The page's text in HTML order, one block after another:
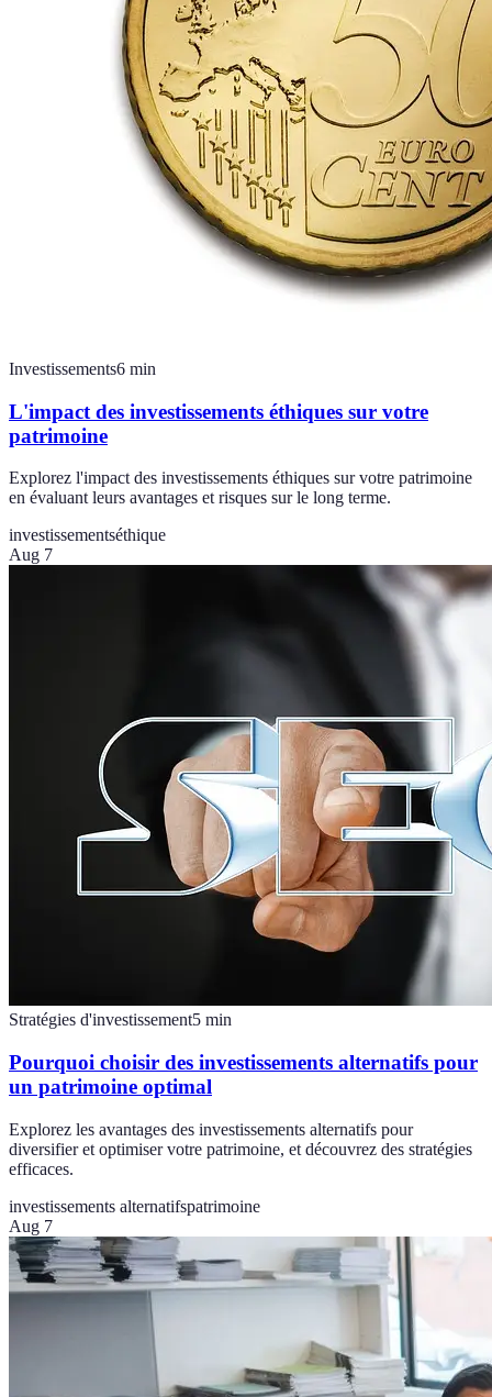
Investissements6 min
L'impact des investissements éthiques sur votre
patrimoine
Explorez l'impact des investissements éthiques sur votre patrimoine
en évaluant leurs avantages et risques sur le long terme.
investissementséthique
Aug 7
Stratégies d'investissement5 min
Pourquoi choisir des investissements alternatifs pour
un patrimoine optimal
Explorez les avantages des investissements alternatifs pour
diversifier et optimiser votre patrimoine, et découvrez des stratégies
efficaces.
investissements alternatifspatrimoine
Aug 7